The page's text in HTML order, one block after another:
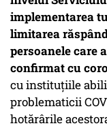
implementarea
limitarea
persoanele care
confirmat cu
cu instituțiile
problematicii
hotărârile